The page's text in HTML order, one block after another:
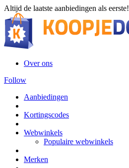
Altijd de laatste aanbiedingen als eerste!
Over ons
Follow
Aanbiedingen
Kortingscodes
Webwinkels
Populaire webwinkels
Merken